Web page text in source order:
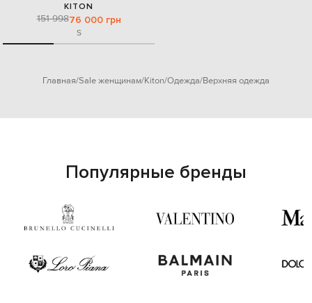
KITON
151 99876 000 грн
S
Главная Sale женщинам Kiton Одежда Верхняя одежда
Популярные бренды